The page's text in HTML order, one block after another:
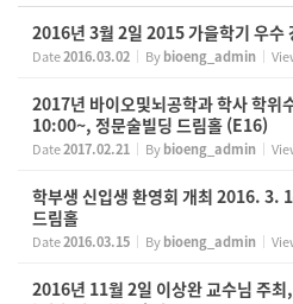
2016년 3월 2일 2015 가을학기 우수
Date2016.03.02 Bybioeng_admin
2017년 바이오및뇌공학과 학사 학
10:00~, 정문술빌딩 드림홀 (E16)
Date2017.02.21 Bybioeng_admin
학부생 신입생 환영회 개최 2016. 3.
드림홀
Date2016.03.15 Bybioeng_admin
2016년 11월 2일 이상완 교수님 주